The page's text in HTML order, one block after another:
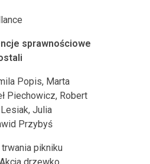
sprawnościowe
Popis, Marta
Piechowicz, Robert
Julia
Przybyś
pikniku